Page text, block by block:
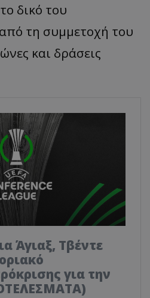
δικό του
τη συμμετοχή του
και δράσεις
Άγιαξ, Τβέντε
για την